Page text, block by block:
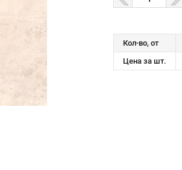
Кол-во, от
Цена за шт.